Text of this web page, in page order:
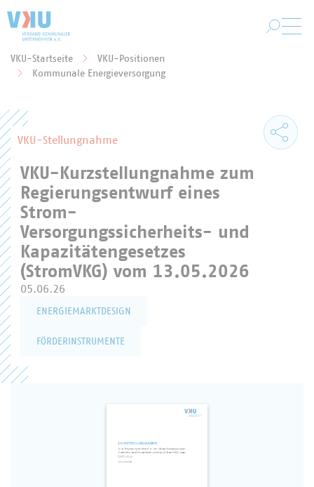
Sie befinden sich hier:
VKU-Startseite
VKU-Positionen
Kommunale Energieversorgung
VKU-Stellungnahme
VKU-Kurzstellungnahme zum
Regierungsentwurf eines
Strom-
Versorgungssicherheits- und
Kapazitätengesetzes
(StromVKG) vom 13.05.2026
05.06.26
ENERGIEMARKTDESIGN
FÖRDERINSTRUMENTE